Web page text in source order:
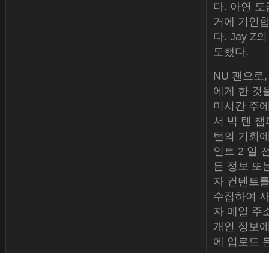
다. 아연
거에 기인
다. Jay Z
도했다.
NU 팬으로
에게 한 것
미시간 주
서 빅 텐
턴의 기회
인트 2 일
든 정보 또
자 컨텐트
수집하여
자 메일 주
개인 정보
에 업로드